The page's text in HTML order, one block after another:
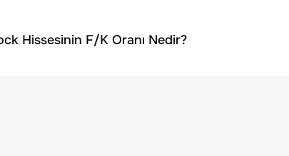
Hissesinin F/K Oranı Nedir?